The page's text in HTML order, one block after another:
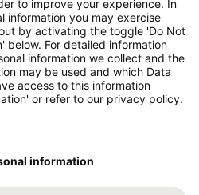
unsere restriktivste
zusätzliche Gebühren
für andere optionale
gelten dieAllgemeinen
.